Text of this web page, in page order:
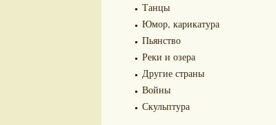
Танцы
Юмор, карикатура
Пьянство
Реки и озера
Другие страны
Войны
Скульптура